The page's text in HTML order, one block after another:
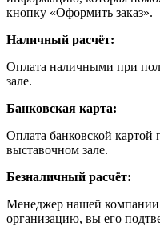
кнопку «Оформить заказ».
Наличный расчёт:
Оплата наличными при
зале.
Банковская карта:
Оплата банковской
выставочном зале.
Безналичный расчёт:
Менеджер нашей компании
организацию, вы его